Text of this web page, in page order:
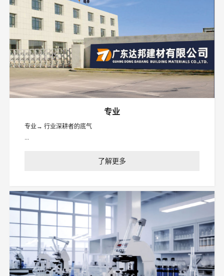
专业
专业→ 行业深耕者的底气
了解更多